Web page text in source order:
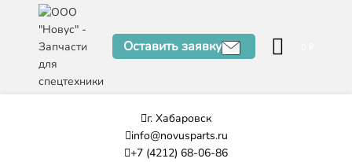
Оставить заявку
г. Хабаровск
info@novusparts.ru
+7 (4212) 68-06-86